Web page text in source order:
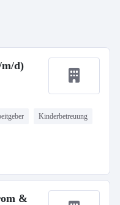
d)
Kinderbetreuung
&